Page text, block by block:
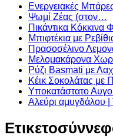
Ενεργειακές
Ψωμί Ζέας (στον…
Πικάντικα Κόκκινα
Μπιφτέκια με
Πρασοσέλινο
Μελομακάρονα
Ρύζι Basmati με
Κέικ Σοκολάτας με
Υποκατάστατο
Αλεύρι αμυγδάλου |